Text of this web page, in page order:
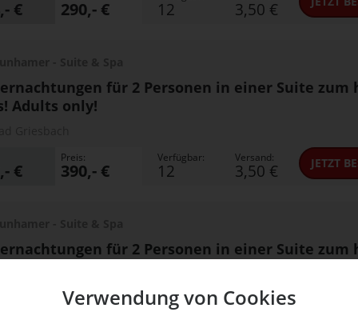
Verwendung von Cookies
€ 290,- € 12 3,50 €
für 2 Personen in einer Suite zum
Adults only!
JETZT
€
Preis:
390,- €
Verfügbar:
12
Versand:
3,50 €
für 2 Personen in einer Suite zum
Griesbach